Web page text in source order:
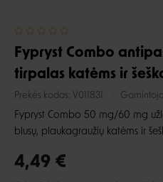
Fypryst Combo
tirpalas katėms ir
Prekės kodas: V011831
Fypryst Combo 50 mg/60 mg
blusų, plaukagraužių katėms ir
4,49 €